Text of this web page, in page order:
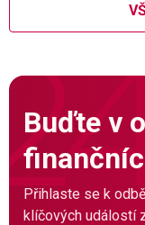
Buďte v
Přihlaste se k
klíčových událostí